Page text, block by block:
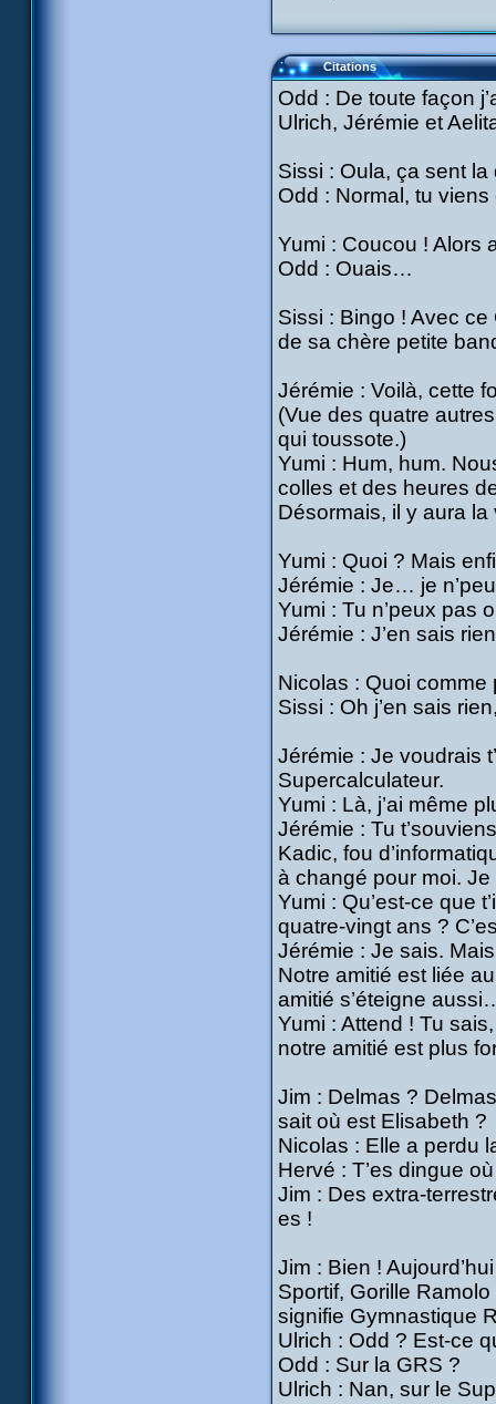
Citations
Odd : De toute façon
Ulrich, Jérémie et
Sissi : Oula, ça sent
Odd : Normal, tu viens
Yumi : Coucou ! Alors
Odd : Ouais…
Sissi : Bingo ! Avec ce
de sa chère petite
Jérémie : Voilà, cette
(Vue des quatre
qui toussote.)
Yumi : Hum, hum.
colles et des heures
Désormais, il y aura
Yumi : Quoi ? Mais
Jérémie : Je… je
Yumi : Tu n’peux pas
Jérémie : J’en sais
Nicolas : Quoi comme
Sissi : Oh j’en sais
Jérémie : Je voudrais
Supercalculateur.
Yumi : Là, j’ai même
Jérémie : Tu
Kadic, fou
à changé pour moi.
Yumi : Qu’est-ce que
quatre-vingt ans ?
Jérémie : Je sais.
Notre amitié est liée
amitié s’éteigne
Yumi : Attend ! Tu
notre amitié est plus
Jim : Delmas ?
sait où est Elisabeth ?
Nicolas : Elle a perdu
Hervé : T’es dingue
Jim : Des extra-
es !
Jim : Bien !
Sportif, Gorille
signifie Gymnastique
Ulrich : Odd ? Est-ce
Odd : Sur la GRS ?
Ulrich : Nan, sur le